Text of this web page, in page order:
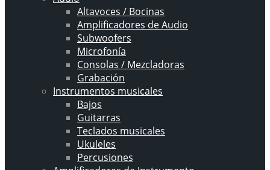
Altavoces / Bocinas
Amplificadores de Audio
Subwoofers
Microfonía
Consolas / Mezcladoras
Grabación
Instrumentos musicales
Bajos
Guitarras
Teclados musicales
Ukuleles
Percusiones